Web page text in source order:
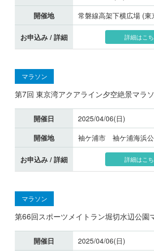
開催地
常磐線高架下横広場 (東
お申込み / 詳細 詳細はこ
マラソン
第7回 東京湾アクアライン夕空絶景マラ
開催日
2025/04/06(日)
開催地
袖ケ浦市 袖ケ浦海浜
お申込み / 詳細 詳細はこ
マラソン
第66回スポーツメイトラン堀切水辺公園
開催日
2025/04/06(日)